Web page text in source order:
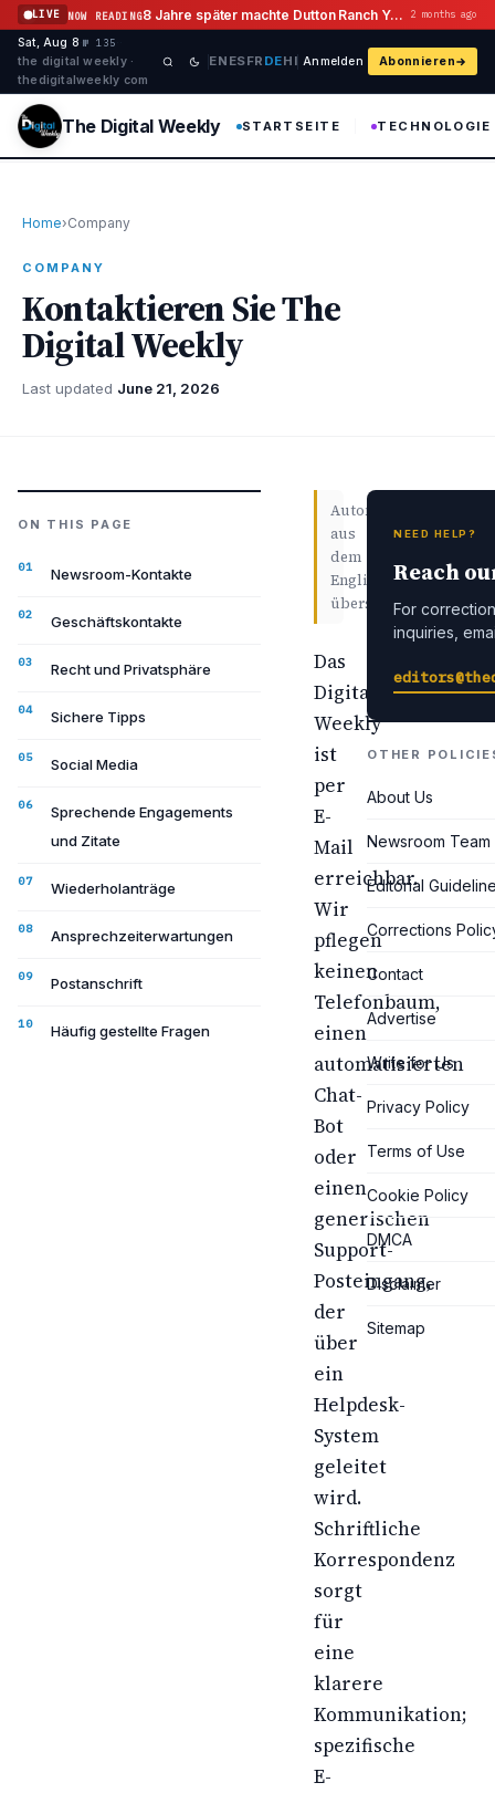
Zum Inhalt springen
LIVE NOW READING 8 Jahre später machte Dutton Ranch Yellowstone Flashback Geschichte 2 months ago
Sat, Aug 8 ·№ 135
the digital weekly ·
thedigitalweekly com
EN ESFR DEHI Anmelden Abonnieren
The Digital Weekly STARTSEITE TECHNOLOGIE
Home›Company
COMPANY
Kontaktieren Sie The
Digital Weekly
Last updated June 21, 2026
ON THIS PAGE
Newsroom-Kontakte
Geschäftskontakte
Recht und Privatsphäre
Sichere Tipps
Social Media
Sprechende Engagements
und Zitate
Wiederholanträge
Ansprechzeiterwartungen
Postanschrift
Häufig gestellte Fragen
Automatisch
aus
dem
Englischen
übersetzt.
Das
Digital
Weekly
ist
per
E-
Mail
erreichbar.
Wir
pflegen
keinen
Telefonbaum,
einen
automatisierten
Chat-
Bot
oder
einen
generischen
Support-
Posteingang,
der
über
ein
Helpdesk-
System
geleitet
wird.
Schriftliche
Korrespondenz
sorgt
für
eine
klarere
Kommunikation;
spezifische
E-
NEED HELP?
Reach
For
inquiries,
OTHER
About Us
Newsroom Team
Editorial
Corrections
Contact
Advertise
Write for Us
Privacy Policy
Terms of Use
Cookie Policy
DMCA
Disclaimer
Sitemap